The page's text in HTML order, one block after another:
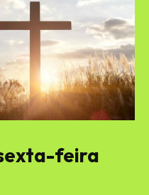
feira